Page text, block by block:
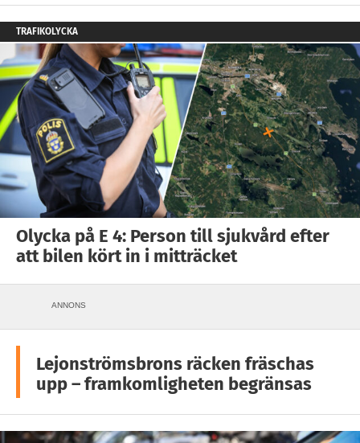
TRAFIKOLYCKA
Olycka på E 4: Person till sjukvård efter
att bilen kört in i mitträcket
ANNONS
Lejonströmsbrons räcken fräschas
upp – framkomligheten begränsas